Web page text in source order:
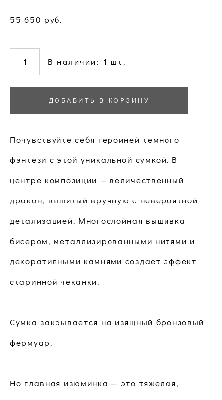
55 650 pуб.
В наличии: 1 шт.
ДОБАВИТЬ В КОРЗИНУ
Почувствуйте себя героиней темного
фэнтези с этой уникальной сумкой. В
центре композиции — величественный
дракон, вышитый вручную с невероятной
детализацией. Многослойная вышивка
бисером, металлизированными нитями и
декоративными камнями создает эффект
старинной чеканки.
Сумка закрывается на изящный бронзовый
фермуар.
Но главная изюминка — это тяжелая,